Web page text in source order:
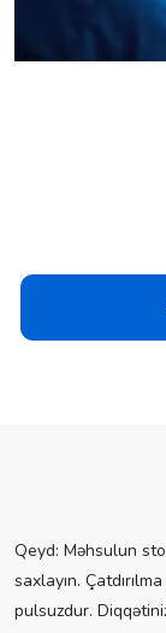
Qeyd: Məhsulun
saxlayın.
pulsuzdur.